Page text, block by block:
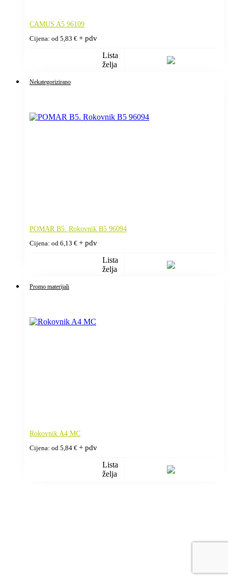
CAMUS A5 96109
Cijena: od 5,83 € + pdv
Lista
želja
Nekategorizirano
POMAR B5. Rokovnik B5 96094
Cijena: od 6,13 € + pdv
Lista
želja
Promo materijali
Rokovnik A4 MC
Cijena: od 5,84 € + pdv
Lista
želja